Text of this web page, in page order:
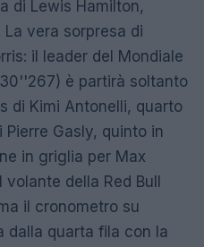
di Lewis Hamilton,
vera sorpresa di
il leader del Mondiale
è partirà soltanto
di Kimi Antonelli, quarto
Gasly, quinto in
in griglia per Max
della Red Bull
il cronometro su
dalla quarta fila con la